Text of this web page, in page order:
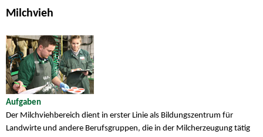
Milchvieh
Aufgaben
Der Milchviehbereich dient in erster Linie als Bildungszentrum für
Landwirte und andere Berufsgruppen, die in der Milcherzeugung tätig